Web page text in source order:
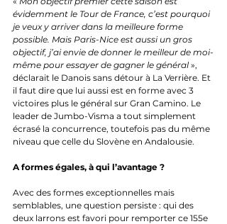
évidemment le Tour de France, c’est pourquoi
je veux y arriver dans la meilleure forme
possible. Mais Paris-Nice est aussi un gros
objectif, j’ai envie de donner le meilleur de moi-
même pour essayer de gagner le général »,
déclarait le Danois sans détour à La Verrière. Et
il faut dire que lui aussi est en forme avec 3
victoires plus le général sur Gran Camino. Le
leader de Jumbo-Visma a tout simplement
écrasé la concurrence, toutefois pas du même
niveau que celle du Slovène en Andalousie.
A formes égales, à qui l’avantage ?
Avec des formes exceptionnelles mais
semblables, une question persiste : qui des
deux larrons est favori pour remporter ce 155e